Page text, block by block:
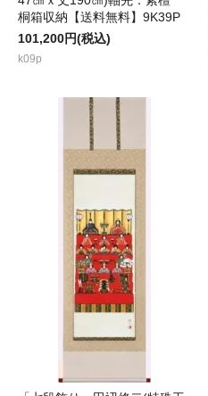
桐箱収納【送料無料】9K39P
101,200円(税込)
k09p